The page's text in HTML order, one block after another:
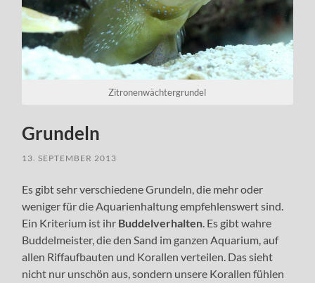
Zitronenwächtergrundel
Grundeln
13. SEPTEMBER 2013
Es gibt sehr verschiedene Grundeln, die mehr oder
weniger für die Aquarienhaltung empfehlenswert sind.
Ein Kriterium ist ihr Buddelverhalten. Es gibt wahre
Buddelmeister, die den Sand im ganzen Aquarium, auf
allen Riffaufbauten und Korallen verteilen. Das sieht
nicht nur unschön aus, sondern unsere Korallen fühlen